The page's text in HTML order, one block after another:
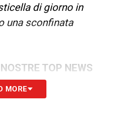
di giorno in
una sconfinata
TOP NEWS
MORE